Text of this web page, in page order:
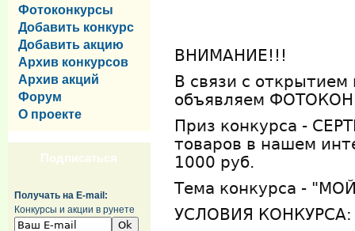
ВНИМАНИЕ!!!
В связи с
объявляем
Приз конкурса -
товаров в нашем
1000 руб.
Тема конкурса -
УСЛОВИЯ КОНКУРСА:
Фотоконкурсы
Добавить конкурс
Добавить акцию
Архив конкурсов
Архив акций
Форум
О проекте
Подписаться
Получать на E-mail:
Конкурсы и акции в рунете